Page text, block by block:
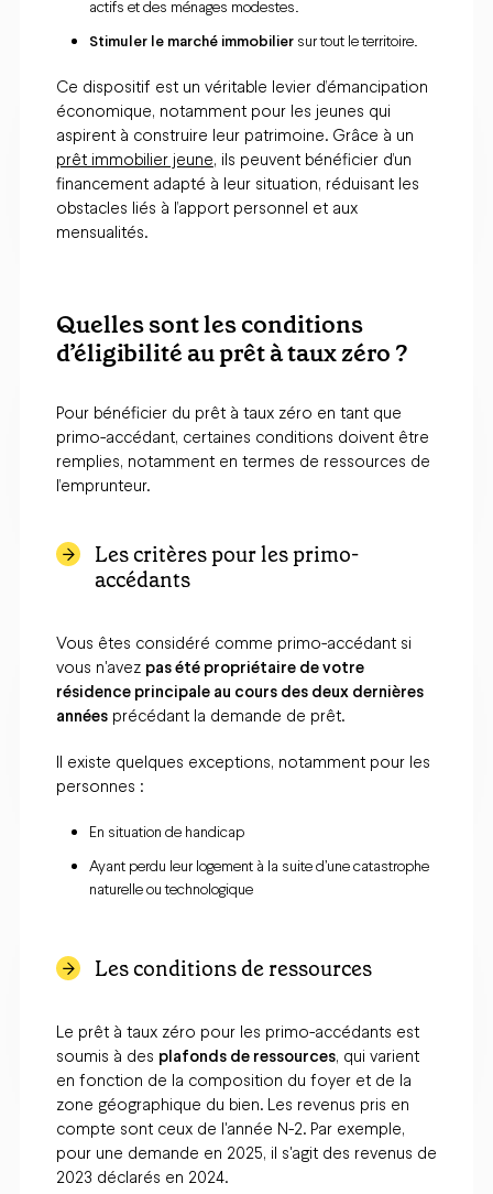
actifs et des ménages modestes.
Stimuler le marché immobilier sur tout le territoire.
Ce dispositif est un véritable levier d’émancipation
économique, notamment pour les jeunes qui
aspirent à construire leur patrimoine. Grâce à un
prêt immobilier jeune, ils peuvent bénéficier d’un
financement adapté à leur situation, réduisant les
obstacles liés à l’apport personnel et aux
mensualités.
Quelles sont les conditions
d’éligibilité au prêt à taux zéro ?
Pour bénéficier du prêt à taux zéro en tant que
primo-accédant, certaines conditions doivent être
remplies, notamment en termes de ressources de
l’emprunteur.
Les critères pour les primo-
accédants
Vous êtes considéré comme primo-accédant si
vous n'avez pas été propriétaire de votre
résidence principale au cours des deux dernières
annéesprécédant la demande de prêt.
Il existe quelques exceptions, notamment pour les
personnes :
En situation de handicap
Ayant perdu leur logement à la suite d’une catastrophe
naturelle ou technologique
Les conditions de ressources
Le prêt à taux zéro pour les primo-accédants est
soumis à des plafonds de ressources, qui varient
en fonction de la composition du foyer et de la
zone géographique du bien. Les revenus pris en
compte sont ceux de l'année N-2. Par exemple,
pour une demande en 2025, il s'agit des revenus de
2023 déclarés en 2024.